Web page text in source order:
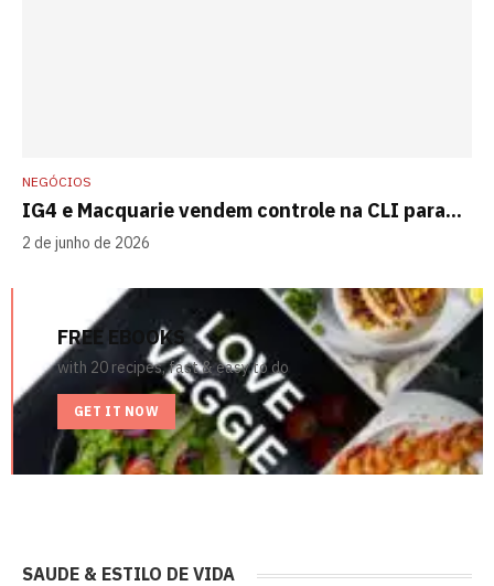
NEGÓCIOS
IG4 e Macquarie vendem controle na CLI para...
2 de junho de 2026
FREE EBOOKS
with 20 recipes, fast & easy to do
GET IT NOW
SAUDE & ESTILO DE VIDA